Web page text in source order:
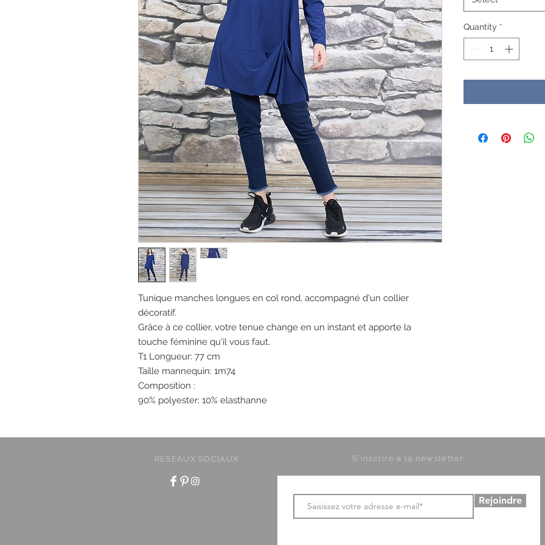
Tunique manches longues en col rond, accompagné d'un collier
décoratif.
Grâce à ce collier, votre tenue change en un instant et apporte la
touche féminine qu'il vous faut.
T1 Longueur: 77 cm
Taille mannequin: 1m74
Composition :
90% polyester; 10% elasthanne
Quantity *
RESEAUX SOCIAUX S'inscrire à la newsletter
Rejoindre